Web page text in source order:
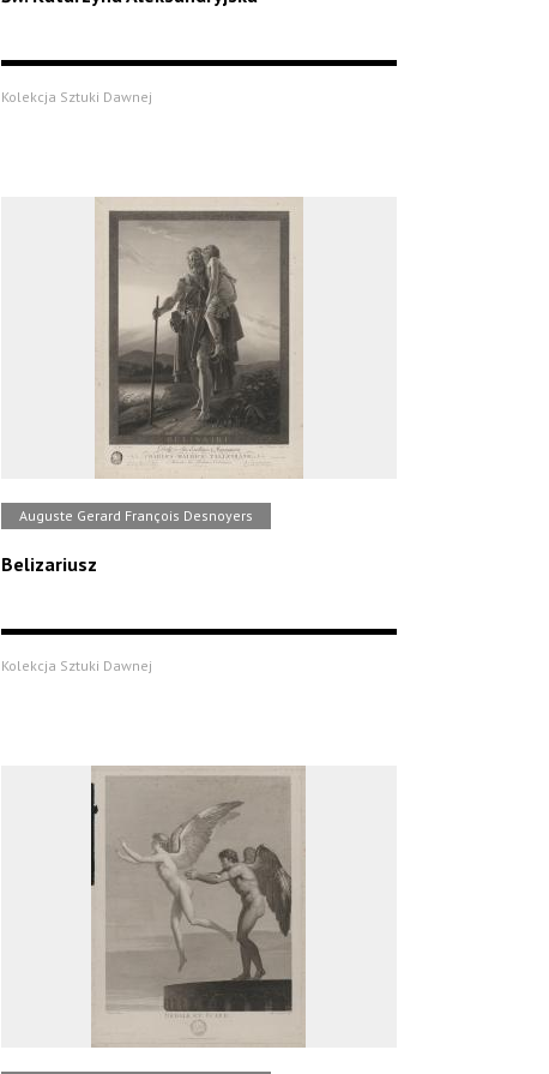
Kolekcja Sztuki Dawnej
Auguste Gerard François Desnoyers
Belizariusz
Kolekcja Sztuki Dawnej